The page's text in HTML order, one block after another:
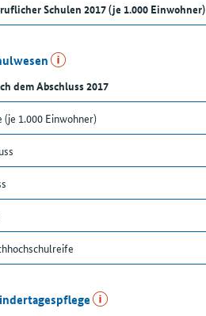
Schulen 2017 (je 1.000 Einwohner)
dem Abschluss 2017
(je 1.000 Einwohner)